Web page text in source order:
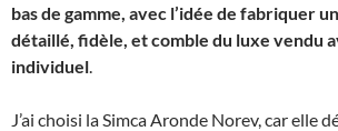
bas de gamme, avec l’idée de fabriquer
détaillé, fidèle, et comble du luxe vendu
individuel.
J’ai choisi la Simca Aronde Norev, car elle